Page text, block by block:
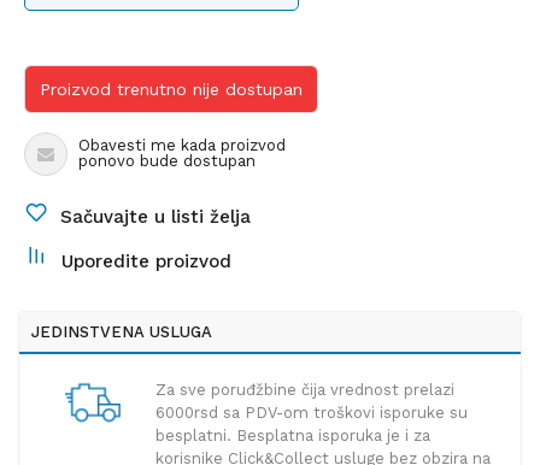
Proizvod trenutno nije dostupan
Obavesti me kada proizvod
ponovo bude dostupan
Sačuvajte u listi želja
Uporedite proizvod
JEDINSTVENA USLUGA
Za sve poruđžbine čija vrednost prelazi
6000rsd sa PDV-om troškovi isporuke su
besplatni. Besplatna isporuka je i za
korisnike Click&Collect usluge bez obzira na